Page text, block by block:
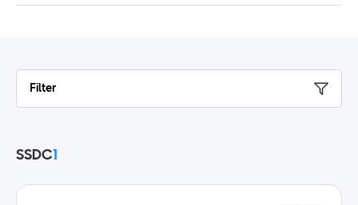
Filter
SSDC1